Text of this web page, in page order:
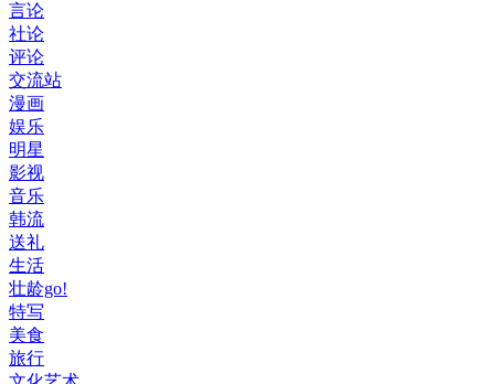
言论
社论
评论
交流站
漫画
娱乐
明星
影视
音乐
韩流
送礼
生活
壮龄go!
特写
美食
旅行